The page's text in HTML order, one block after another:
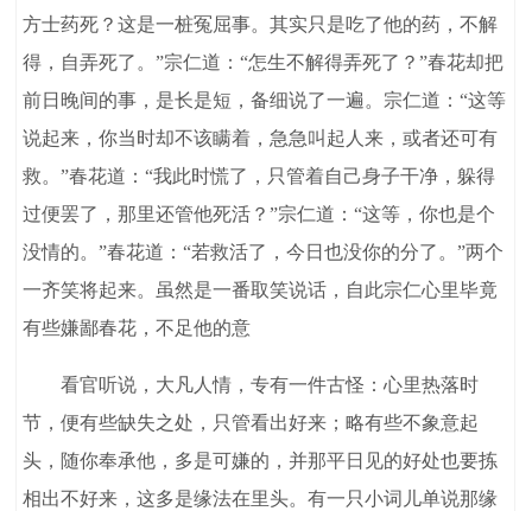
方士药死？这是一桩冤屈事。其实只是吃了他的药，不解
得，自弄死了。”宗仁道：“怎生不解得弄死了？”春花却把
前日晚间的事，是长是短，备细说了一遍。宗仁道：“这等
说起来，你当时却不该瞒着，急急叫起人来，或者还可有
救。”春花道：“我此时慌了，只管着自己身子干净，躲得
过便罢了，那里还管他死活？”宗仁道：“这等，你也是个
没情的。”春花道：“若救活了，今日也没你的分了。”两个
一齐笑将起来。虽然是一番取笑说话，自此宗仁心里毕竟
有些嫌鄙春花，不足他的意
看官听说，大凡人情，专有一件古怪：心里热落时
节，便有些缺失之处，只管看出好来；略有些不象意起
头，随你奉承他，多是可嫌的，并那平日见的好处也要拣
相出不好来，这多是缘法在里头。有一只小词儿单说那缘